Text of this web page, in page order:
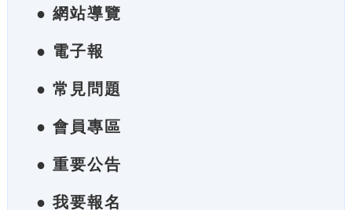
● 網站導覽
● 電子報
● 常見問題
● 會員專區
● 重要公告
● 我要報名